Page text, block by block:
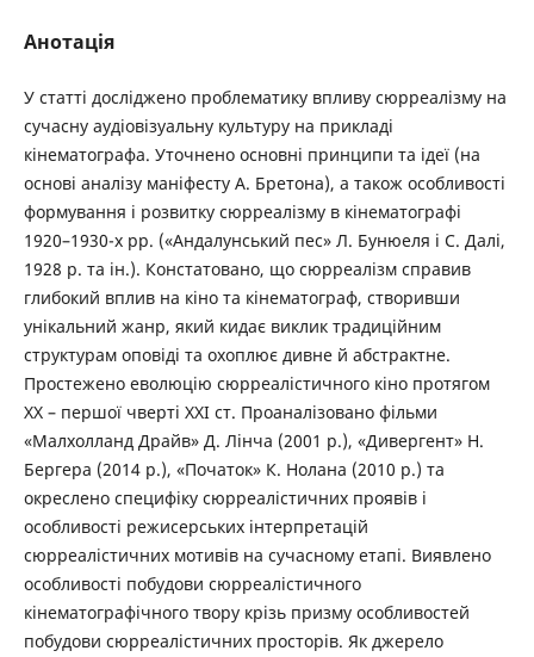
Анотація
У статті досліджено проблематику впливу сюрреалізму на
сучасну аудіовізуальну культуру на прикладі
кінематографа. Уточнено основні принципи та ідеї (на
основі аналізу маніфесту А. Бретона), а також особливості
формування і розвитку сюрреалізму в кінематографі
1920–1930-х рр. («Андалунський пес» Л. Бунюеля і С. Далі,
1928 р. та ін.). Констатовано, що сюрреалізм справив
глибокий вплив на кіно та кінематограф, створивши
унікальний жанр, який кидає виклик традиційним
структурам оповіді та охоплює дивне й абстрактне.
Простежено еволюцію сюрреалістичного кіно протягом
ХХ – першої чверті ХХІ ст. Проаналізовано фільми
«Малхолланд Драйв» Д. Лінча (2001 р.), «Дивергент» Н.
Бергера (2014 р.), «Початок» К. Нолана (2010 р.) та
окреслено специфіку сюрреалістичних проявів і
особливості режисерських інтерпретацій
сюрреалістичних мотивів на сучасному етапі. Виявлено
особливості побудови сюрреалістичного
кінематографічного твору крізь призму особливостей
побудови сюрреалістичних просторів. Як джерело